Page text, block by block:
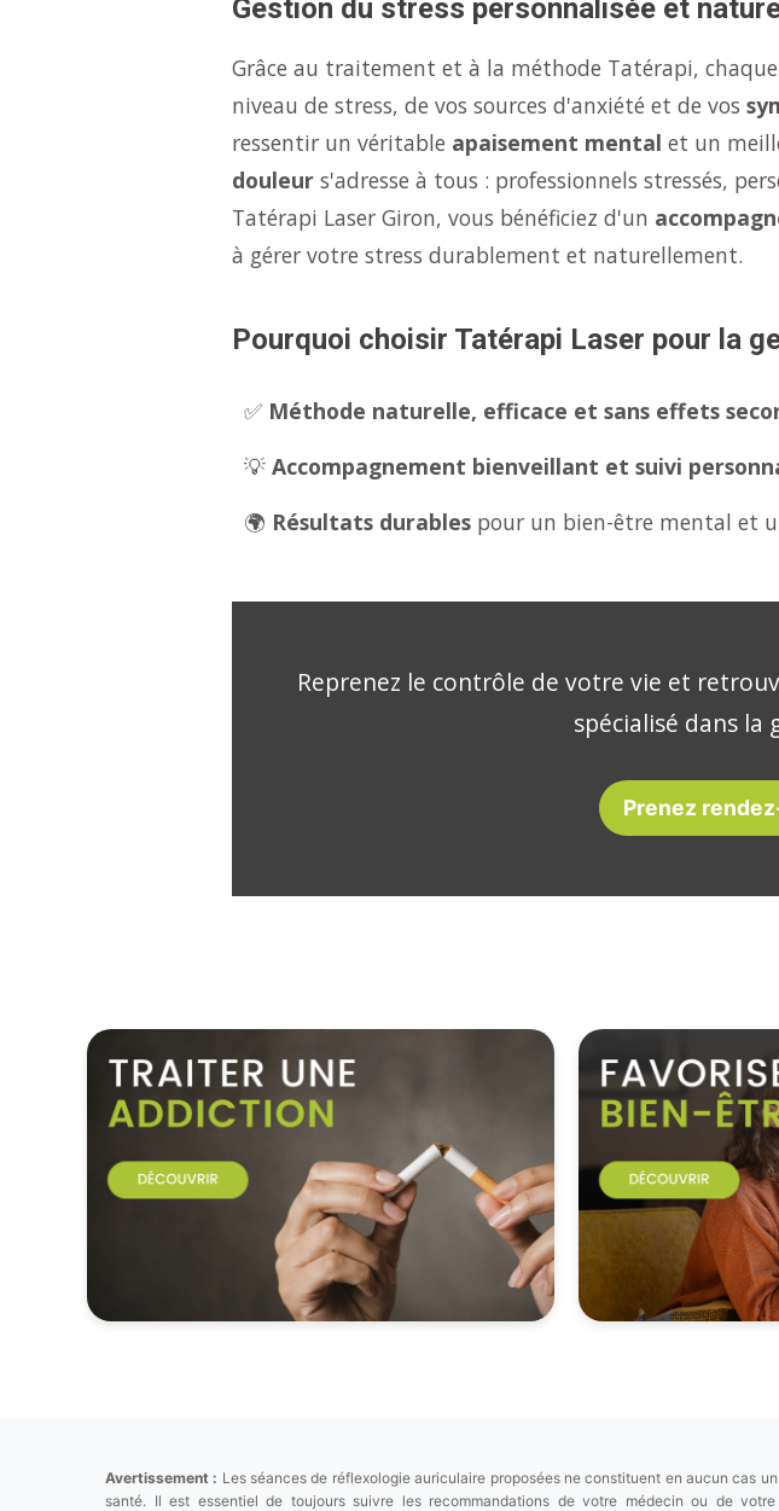
Gestion du stress personnalisée et
Grâce au traitement et à la méthode Tatérapi,
niveau de stress, de vos sources d'anxiété et de vos
ressentir un véritable apaisement mental et un
douleur s'adresse à tous : professionnels stressés,
Tatérapi Laser Giron, vous bénéficiez d'un
à gérer votre stress durablement et naturellement.
Pourquoi choisir Tatérapi Laser pour la
✅ Méthode naturelle, efficace et sans effets
💡 Accompagnement bienveillant et suivi
🌍 Résultats durables pour un bien-être mental et
Reprenez le contrôle de votre vie et
spécialisé dans la
Prenez
Avertissement : Les séances de réflexologie auriculaire proposées ne constituent en aucun cas
santé. Il est essentiel de toujours suivre les recommandations de votre médecin ou de